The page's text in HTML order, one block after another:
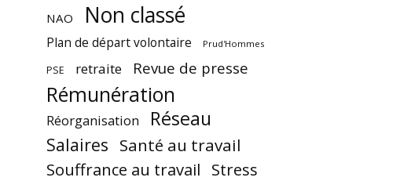
NAO Non classé
Plan de départ volontaire Prud'Hommes
PSE retraite Revue de presse
Rémunération
Réorganisation Réseau
Salaires Santé au travail
Souffrance au travail Stress